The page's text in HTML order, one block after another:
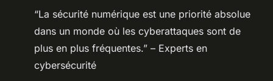
“La sécurité numérique est une priorité absolue
dans un monde où les cyberattaques sont de
plus en plus fréquentes.” – Experts en
cybersécurité